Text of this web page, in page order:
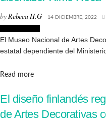
byRebeca H.G 14 DICIEMBRE, 2022
El Museo Nacional de Artes
estatal dependiente del
Read moreDetails
El diseño finlandés
de Artes Decorativas